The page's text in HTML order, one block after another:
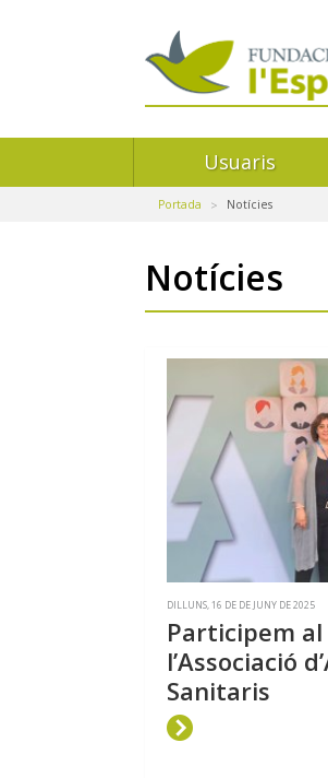
Navegació
principal
Usuaris
Portada Notícies
Notícies
DILLUNS, 16 DE DE JUNY DE 2025
Participem al
l’Associació
Sanitaris